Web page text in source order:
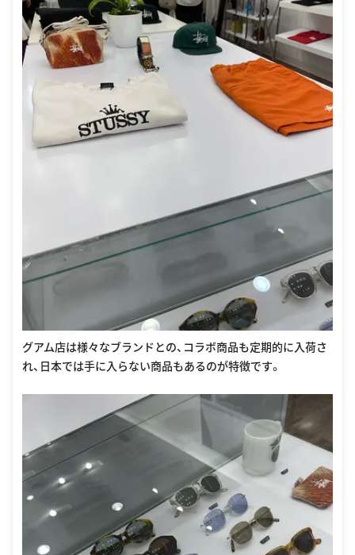
グアム店は様々なブランドとの、コラボ商品も定期的に入荷さ
れ、日本では手に入らない商品もあるのが特徴です。